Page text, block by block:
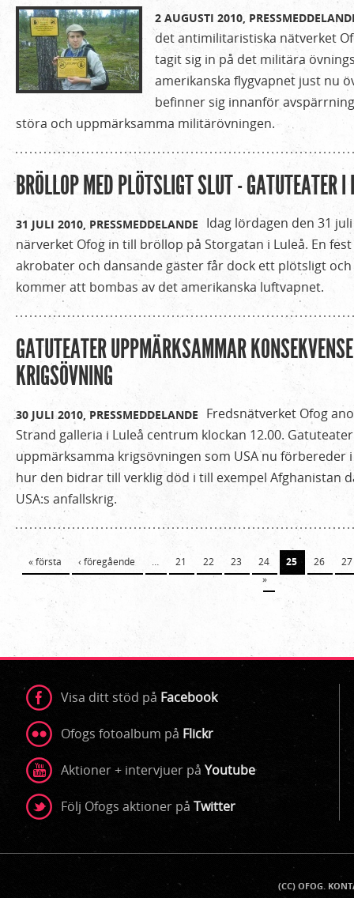
2 AUGUSTI 2010,
det antimilitaristiska nätverket
tagit sig in på det militära
amerikanska flygvapnet just nu
befinner sig innanför
störa och uppmärksamma militärövningen.
BRÖLLOP MED PLÖTSLIGT SLUT - GATUTEATER I
31 JULI 2010, PRESSMEDDELANDE
Idag lördagen den 31
närverket Ofog in till bröllop på Storgatan i Luleå. En
akrobater och dansande gäster får dock ett plötsligt
kommer att bombas av det amerikanska luftvapnet.
GATUTEATER UPPMÄRKSAMMAR
KRIGSÖVNING
30 JULI 2010,PRESSMEDDELANDE
Fredsnätverket Ofog
Strand galleria i Luleå centrum klockan 12.00.
uppmärksamma krigsövningen som USA nu
hur den bidrar till verklig död i till exempel Afghanistan
USA:s anfallskrig.
Sidor
« första ‹ föregående … 21 22 23 24 25 26
27
»
Visa ditt stöd på Facebook
Ofogs fotoalbum på Flickr
Aktioner + intervjuer på Youtube
Följ Ofogs aktioner på Twitter
(CC) OFOG.